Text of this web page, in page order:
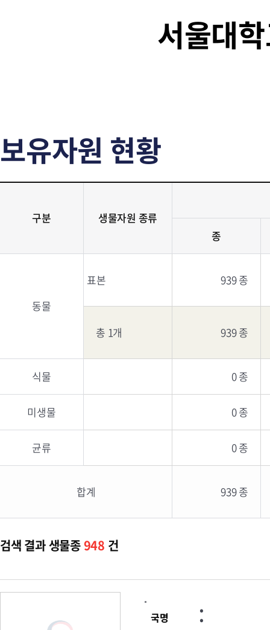
서울대
보유자원 현황
구분
생물자원 종류
종
동물
표본 939 종
총 1개 939 종
식물 0 종
미생물 0 종
균류 0 종
합계 939 종
검색 결과 생물종948 건
국명 :